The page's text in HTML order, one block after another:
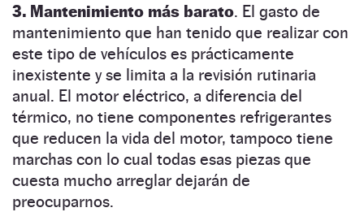
3. Mantenimiento más barato. El gasto de
mantenimiento que han tenido que realizar con
este tipo de vehículos es prácticamente
inexistente y se limita a la revisión rutinaria
anual. El motor eléctrico, a diferencia del
térmico, no tiene componentes refrigerantes
que reducen la vida del motor, tampoco tiene
marchas con lo cual todas esas piezas que
cuesta mucho arreglar dejarán de
preocuparnos.